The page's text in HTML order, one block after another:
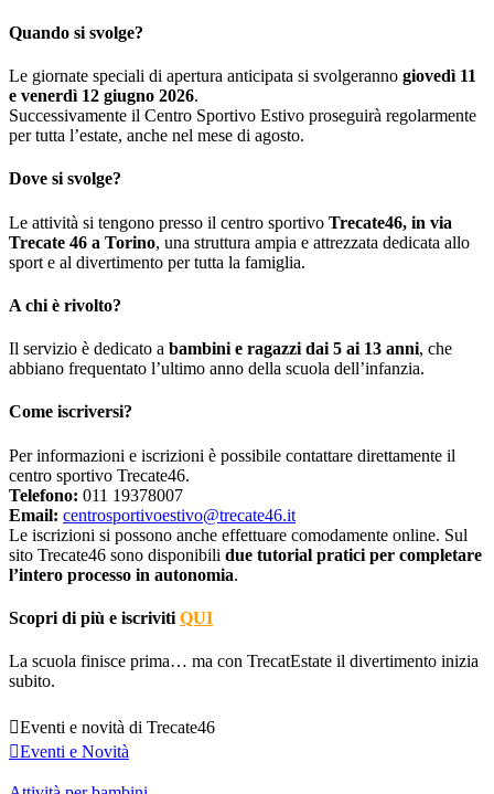
Quando si svolge?
Le giornate speciali di apertura anticipata si svolgeranno giovedì 11
e venerdì 12 giugno 2026.
Successivamente il Centro Sportivo Estivo proseguirà regolarmente
per tutta l’estate, anche nel mese di agosto.
Dove si svolge?
Le attività si tengono presso il centro sportivo Trecate46, in via
Trecate 46 a Torino, una struttura ampia e attrezzata dedicata allo
sport e al divertimento per tutta la famiglia.
A chi è rivolto?
Il servizio è dedicato a bambini e ragazzi dai 5 ai 13 anni, che
abbiano frequentato l’ultimo anno della scuola dell’infanzia.
Come iscriversi?
Per informazioni e iscrizioni è possibile contattare direttamente il
centro sportivo Trecate46.
Telefono: 011 19378007
Email: centrosportivoestivo@trecate46.it
Le iscrizioni si possono anche effettuare comodamente online. Sul
sito Trecate46 sono disponibili due tutorial pratici per completare
l’intero processo in autonomia.
Scopri di più e iscriviti QUI
La scuola finisce prima… ma con TrecatEstate il divertimento inizia
subito.
Eventi e novità di Trecate46
Eventi e Novità